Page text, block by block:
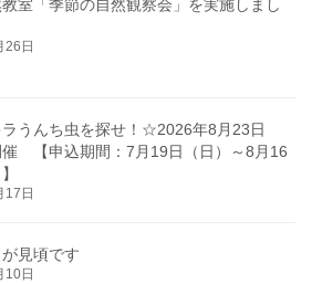
室「季節の自然観察会」を実施しまし
26日
うんち虫を探せ！☆2026年8月23日
催 【申込期間：7月19日（日）～8月16
17日
見頃です
10日